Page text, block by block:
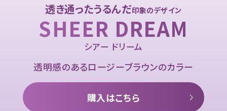
透き通ったうるんだ印象のデザイン
SHEER DREAM
シアー ドリーム
透明感のあるロージーブラウンのカラー
購入はこちら